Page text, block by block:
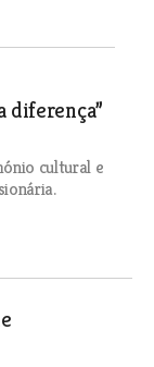
diferença”
cultural e